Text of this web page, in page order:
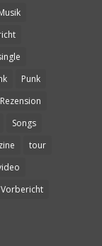
Punk
Rezension
Songs
tour
Vorbericht